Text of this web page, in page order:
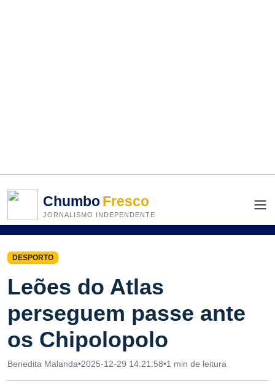
ChumboFresco
JORNALISMO INDEPENDENTE
DESPORTO
Leões do Atlas
perseguem passe ante
os Chipolopolo
Benedita Malanda•2025-12-29 14:21:58•1 min de leitura